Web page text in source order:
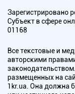
Зарегистрировано
Субъект в сфере
01168
Все текстовые и
авторскими
размещенных на
1kr.ua. Она должна